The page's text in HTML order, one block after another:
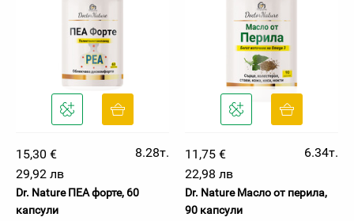
15,30 €
8.28т.
29,92 лв
Dr. Nature ПЕА форте, 60
капсули
11,75 €
6.34т.
22,98 лв
Dr. Nature Масло от перила,
90 капсули